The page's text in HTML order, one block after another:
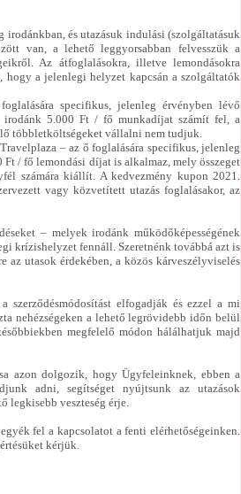
és utazásuk indulási (szolgáltatásuk
van, a lehető leggyorsabban felvesszük a
Az átfoglalásokra, illetve lemondásokra
hogy a jelenlegi helyzet kapcsán a szolgáltatók
specifikus, jelenleg érvényben lévő
irodánk 5.000 Ft / fő munkadíjat számít fel, a
többletköltségeket vállalni nem tudjuk.
– az ő foglalására specifikus, jelenleg
/ fő lemondási díjat is alkalmaz, mely összeget
számára kiállít. A kedvezmény kupon 2021.
vagy közvetített utazás foglalásakor, az
– melyek irodánk működőképességének
krízishelyzet fennáll. Szeretnénk továbbá azt is
utasok érdekében, a közös kárveszélyviselés
elfogadják és ezzel a mi
nehézségeken a lehető legrövidebb időn belül
megfelelő módon hálálhatjuk majd
azon dolgozik, hogy Ügyfeleinknek, ebben a
adni, segítséget nyújtsunk az utazások
legkisebb veszteség érje.
fel a kapcsolatot a fenti elérhetőségeinken.
kérjük.